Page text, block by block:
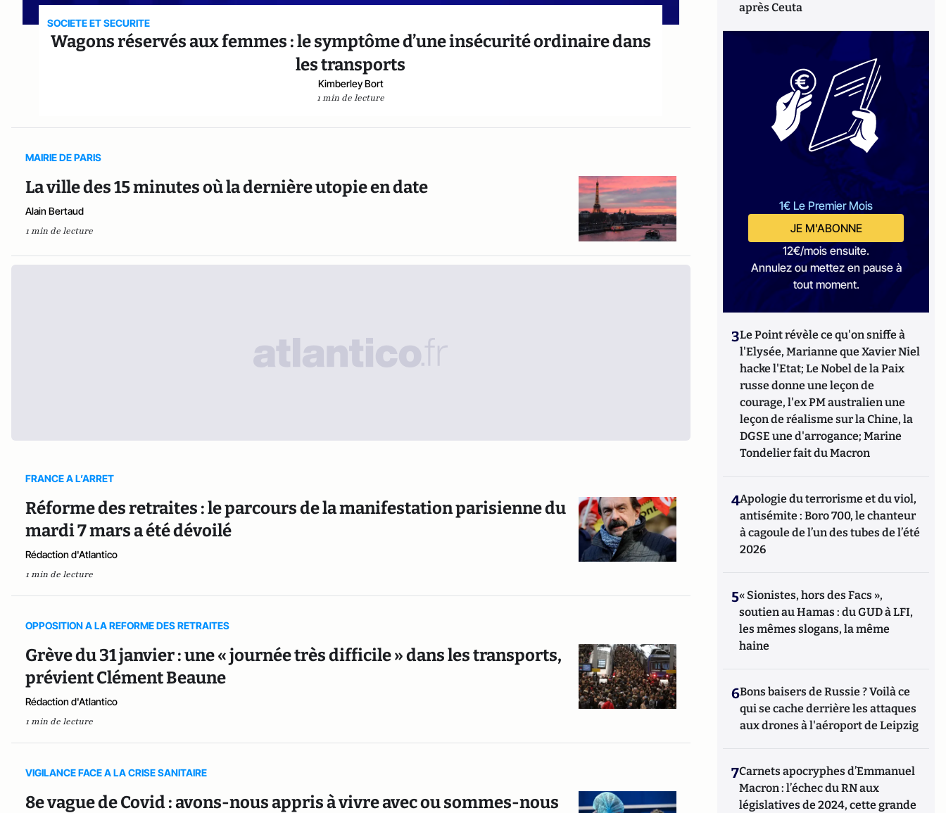
SOCIETE ET SECURITE
Wagons réservés aux femmes : le symptôme d’une insécurité ordinaire dans
les transports
Kimberley Bort
1 min de lecture
MAIRIE DE PARIS
La ville des 15 minutes où la dernière utopie en date
Alain Bertaud
1 min de lecture
FRANCE A L’ARRET
Réforme des retraites : le parcours de la manifestation parisienne du
mardi 7 mars a été dévoilé
Rédaction d'Atlantico
1 min de lecture
OPPOSITION A LA REFORME DES RETRAITES
Grève du 31 janvier : une « journée très difficile » dans les transports,
prévient Clément Beaune
Rédaction d'Atlantico
1 min de lecture
VIGILANCE FACE A LA CRISE SANITAIRE
8e vague de Covid : avons-nous appris à vivre avec ou sommes-nous
après Ceuta
1€ Le Premier Mois
JE M'ABONNE
12€/mois ensuite.
Annulez ou mettez en pause à
tout moment.
3Le Point révèle ce qu'on sniffe à
l'Elysée, Marianne que Xavier Niel
hacke l'Etat; Le Nobel de la Paix
russe donne une leçon de
courage, l'ex PM australien une
leçon de réalisme sur la Chine, la
DGSE une d'arrogance; Marine
Tondelier fait du Macron
4Apologie du terrorisme et du viol,
antisémite : Boro 700, le chanteur
à cagoule de l’un des tubes de l’été
2026
5« Sionistes, hors des Facs »,
soutien au Hamas : du GUD à LFI,
les mêmes slogans, la même
haine
6Bons baisers de Russie ? Voilà ce
qui se cache derrière les attaques
aux drones à l'aéroport de Leipzig
7Carnets apocryphes d’Emmanuel
Macron : l’échec du RN aux
législatives de 2024, cette grande